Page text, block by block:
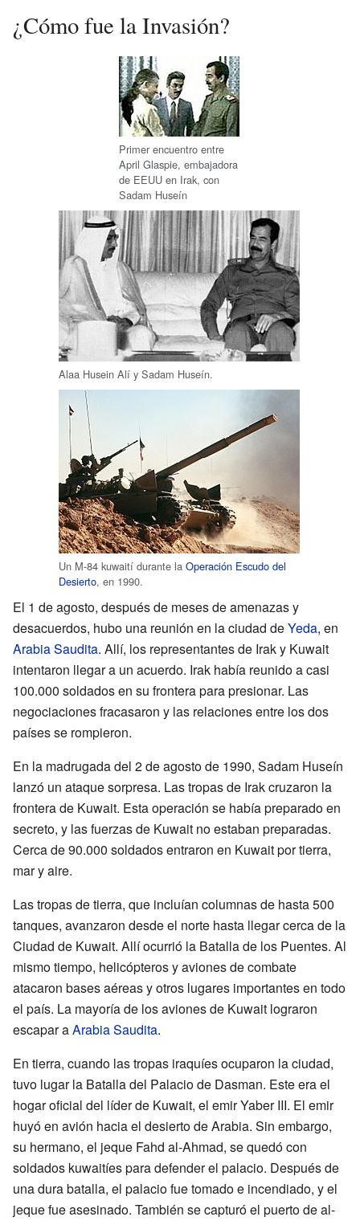
¿Cómo fue la Invasión?
Primer encuentro entre
April Glaspie, embajadora
de EEUU en Irak, con
Sadam Huseín
Alaa Husein Alí y Sadam Huseín.
Un M-84 kuwaití durante la Operación Escudo del
Desierto, en 1990.
El 1 de agosto, después de meses de amenazas y
desacuerdos, hubo una reunión en la ciudad deYeda, en
Arabia Saudita. Allí, los representantes de Irak y Kuwait
intentaron llegar a un acuerdo. Irak había reunido a casi
100.000 soldados en su frontera para presionar. Las
negociaciones fracasaron y las relaciones entre los dos
países se rompieron.
En la madrugada del 2 de agosto de 1990, Sadam Huseín
lanzó un ataque sorpresa. Las tropas de Irak cruzaron la
frontera de Kuwait. Esta operación se había preparado en
secreto, y las fuerzas de Kuwait no estaban preparadas.
Cerca de 90.000 soldados entraron en Kuwait por tierra,
mar y aire.
Las tropas de tierra, que incluían columnas de hasta 500
tanques, avanzaron desde el norte hasta llegar cerca de la
Ciudad de Kuwait. Allí ocurrió la Batalla de los Puentes. Al
mismo tiempo, helicópteros y aviones de combate
atacaron bases aéreas y otros lugares importantes en todo
el país. La mayoría de los aviones de Kuwait lograron
escapar aArabia Saudita.
En tierra, cuando las tropas iraquíes ocuparon la ciudad,
tuvo lugar la Batalla del Palacio de Dasman. Este era el
hogar oficial del líder de Kuwait, el emir Yaber III. El emir
huyó en avión hacia el desierto de Arabia. Sin embargo,
su hermano, el jeque Fahd al-Ahmad, se quedó con
soldados kuwaitíes para defender el palacio. Después de
una dura batalla, el palacio fue tomado e incendiado, y el
jeque fue asesinado. También se capturó el puerto de al-